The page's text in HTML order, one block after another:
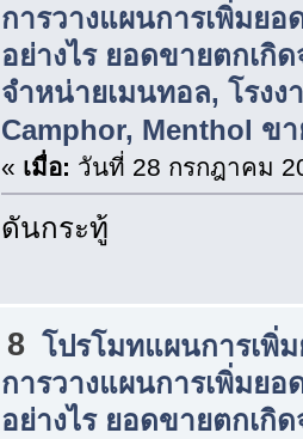
การวางแผนการเพิ่มย
อย่างไร ยอดขายตกเกิด
จำหน่ายเมนทอล, โรง
Camphor, Menthol ขา
« เมื่อ: วันที่ 28 กรกฎาคม
ดันกระทู้
8 โปรโมทแผนการเพิ่
การวางแผนการเพิ่มย
อย่างไร ยอดขายตกเกิด